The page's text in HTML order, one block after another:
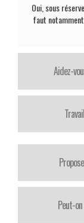
Oui, sous
faut
Aidez-
Peut-